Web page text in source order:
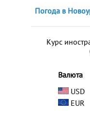
Погода в
Курс
Валюта
USD
EUR